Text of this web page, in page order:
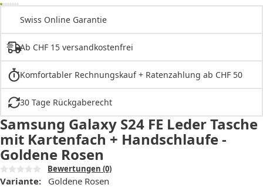
Swiss Online Garantie
Ab CHF 15 versandkostenfrei
Komfortabler Rechnungskauf + Ratenzahlung ab CHF 50
30 Tage Rückgaberecht
Samsung Galaxy S24 FE Leder Tasche
mit Kartenfach + Handschlaufe -
Goldene Rosen
Bewertungen (0)
Variante: Goldene Rosen